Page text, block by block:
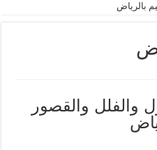
بالرياض
والفلل والقصور